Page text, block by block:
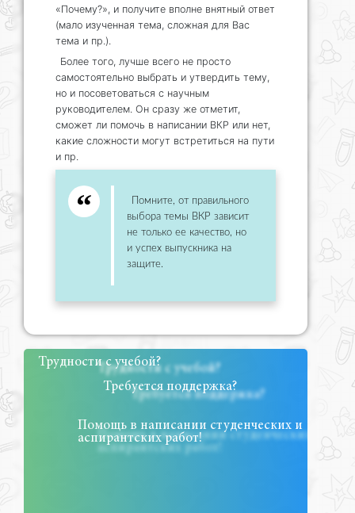
«Почему?», и получите вполне внятный ответ
(мало изученная тема, сложная для Вас
тема и пр.).
Более того, лучше всего не просто
самостоятельно выбрать и утвердить тему,
но и посоветоваться с научным
руководителем. Он сразу же отметит,
сможет ли помочь в написании ВКР или нет,
какие сложности могут встретиться на пути
и пр.
Помните, от правильного
выбора темы ВКР зависит
не только ее качество, но
и успех выпускника на
защите.
Трудности с учебой?
Требуется поддержка?
Помощь в написании студенческих и
аспирантских работ!